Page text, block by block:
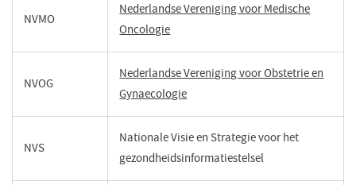
NVMO
Nederlandse Vereniging voor Medische
Oncologie
in
een
nieuw
venster)
NVOG
Nederlandse Vereniging voor Obstetrie en
Gynaecologie
in
een
nieuw
venster)
NVS
Nationale Visie en Strategie voor het
gezondheidsinformatiestelsel